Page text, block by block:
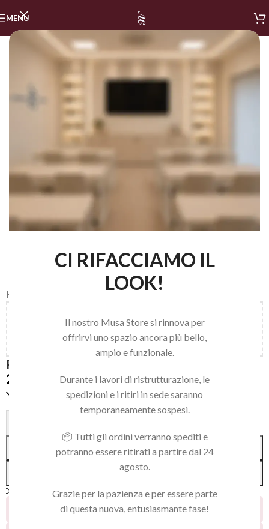
CI RIFACCIAMO IL
LOOK!
Il nostro Musa Store si rinnova per
offrirvi uno spazio ancora più bello,
ampio e funzionale.
Durante i lavori di ristrutturazione, le
spedizioni e i ritiri in sede saranno
temporaneamente sospesi.
📦 Tutti gli ordini verranno spediti e
potranno essere ritirati a partire dal 24
agosto.
Grazie per la pazienza e per essere parte
di questa nuova, entusiasmante fase!
MENU
Home
150,00€al carrello e ottieni la spedizione
PODODISC XS GRIT 240 50PZ
2,20
AGGIUNGI AL CARRELLO
ACQUISTA SUBITO
Confronta
Aggiungi alla lista dei desideri
Persone che guardano questo prodotto ora!